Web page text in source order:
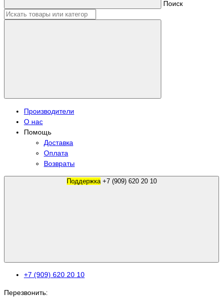
Поиск
Производители
О нас
Помощь
Доставка
Оплата
Возвраты
Поддержка +7 (909) 620 20 10
+7 (909) 620 20 10
Перезвонить: